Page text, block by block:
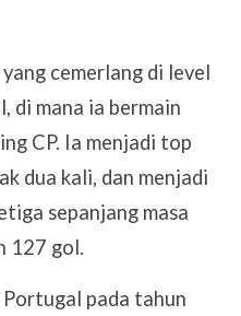
cemerlang di level
di mana ia bermain
CP. Ia menjadi top
dua kali, dan menjadi
sepanjang masa
127 gol.
pada tahun